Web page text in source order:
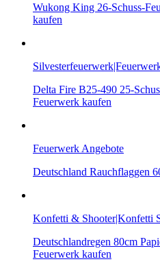
Wukong King 26-Schuss-
kaufen
Delta Fire B25-490 25-
Feuerwerk kaufen
Feuerwerk Angebote
Deutschland Rauchflaggen
Konfetti & Shooter|Konfetti
Deutschlandregen 80cm
Feuerwerk kaufen